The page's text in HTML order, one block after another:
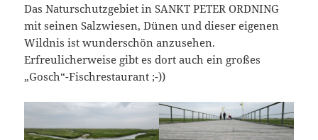
Das Naturschutzgebiet in SANKT PETER ORDNING
mit seinen Salzwiesen, Dünen und dieser eigenen
Wildnis ist wunderschön anzusehen.
Erfreulicherweise gibt es dort auch ein großes
„Gosch“-Fischrestaurant ;-))